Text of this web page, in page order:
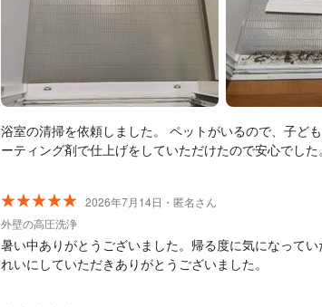
浴室の清掃を依頼しました。 ペットがいるので、子ど
ーティング剤で仕上げをしていただけたので安心でした。
2026年7月14日・匿名さん
外壁の高圧洗浄
暑い中ありがとうございました。帰る度に気になって
れいにしていただきありがとうございました。